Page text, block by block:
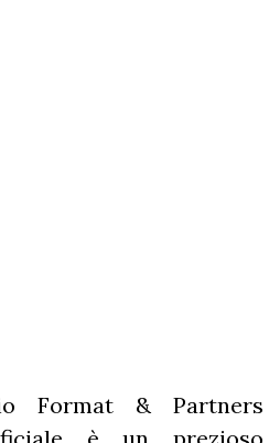
Format & Partners